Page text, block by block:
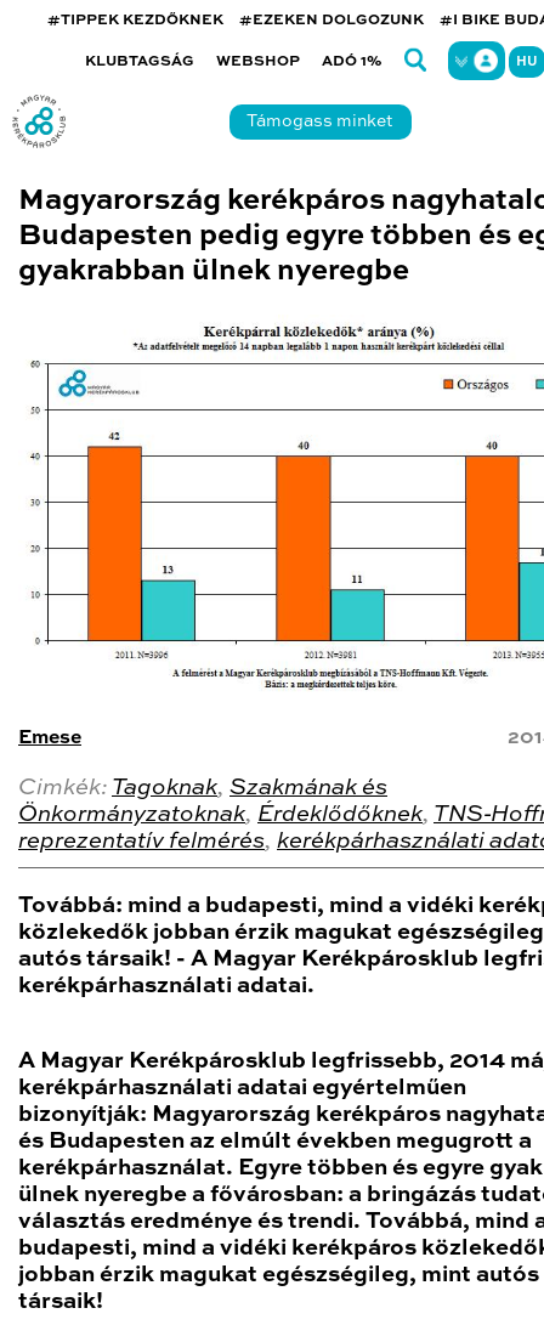
#TIPPEK KEZDŐKNEK #EZEKEN DOLGOZUNK #I BIKE
KLUBTAGSÁG WEBSHOP ADÓ 1% HU
Támogass minket
Magyarország kerékpáros
Budapesten pedig egyre többen és
gyakrabban ülnek nyeregbe
Emese
Cimkék: Tagoknak, Szakmának és
Önkormányzatoknak, Érdeklődőknek, TNS-
reprezentatív felmérés, kerékpárhasználati
Továbbá: mind a budapesti, mind a vidéki
közlekedők jobban érzik magukat
autós társaik! - A Magyar Kerékpárosklub
kerékpárhasználati adatai.
A Magyar Kerékpárosklub legfrissebb, 2014
kerékpárhasználati adatai egyértelműen
bizonyítják: Magyarország kerékpáros
és Budapesten az elmúlt években megugrott a
kerékpárhasználat. Egyre többen és egyre
ülnek nyeregbe a fővárosban: a bringázás
választás eredménye és trendi. Továbbá, mind
budapesti, mind a vidéki kerékpáros
jobban érzik magukat egészségileg, mint autós
társaik!